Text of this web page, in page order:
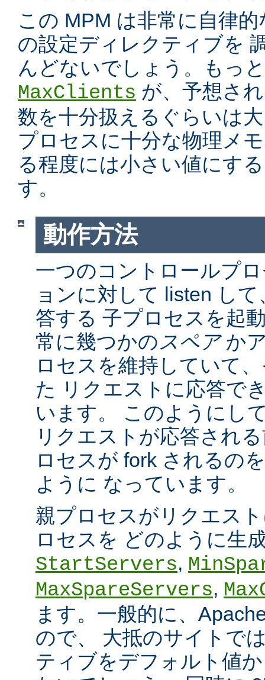
この MPM は非常に自律
の設定ディレクティブを
んどないでしょう。もっ
MaxClients が、予想さ
数を十分扱えるぐらいは
プロセスに十分な物理メ
る程度には小さい値にす
す。
動作方法
一つのコントロールプ
ョンに対して listen し
答する 子プロセスを起
常に幾つかのスペアか
ロセスを維持していて
た リクエストに応答で
います。 このようにし
リクエストが応答され
ロセスが fork されるの
ように なっています。
親プロセスがリクエス
ロセスを どのように生
StartServers,
MaxSpareServers,
ます。一般的に、
ので、 大抵のサイトで
ティブをデフォルト値